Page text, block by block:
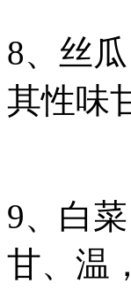
8、丝
其性味
9、白
甘、温